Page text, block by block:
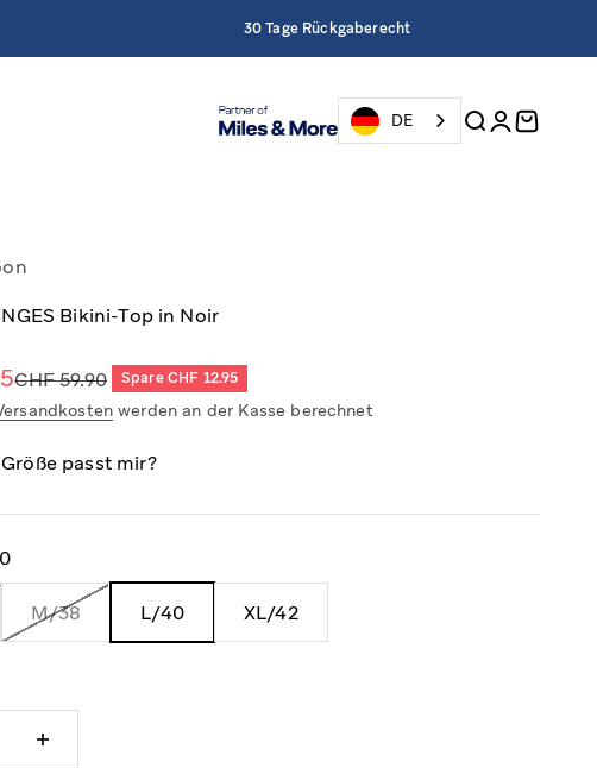
30 Tage Rückgaberecht
DE Suche öffnen
Bikini-Top in Noir
Regulärer Preis
CHF 59.90 Spare CHF 12.95
werden an der Kasse berechnet
passt mir?
M/38 L/40 XL/42